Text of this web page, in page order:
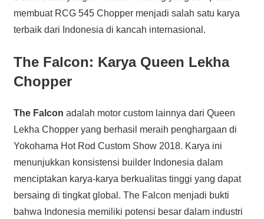
membuat RCG 545 Chopper menjadi salah satu karya
terbaik dari Indonesia di kancah internasional.
The Falcon: Karya Queen Lekha
Chopper
The Falcon adalah motor custom lainnya dari Queen
Lekha Chopper yang berhasil meraih penghargaan di
Yokohama Hot Rod Custom Show 2018. Karya ini
menunjukkan konsistensi builder Indonesia dalam
menciptakan karya-karya berkualitas tinggi yang dapat
bersaing di tingkat global. The Falcon menjadi bukti
bahwa Indonesia memiliki potensi besar dalam industri